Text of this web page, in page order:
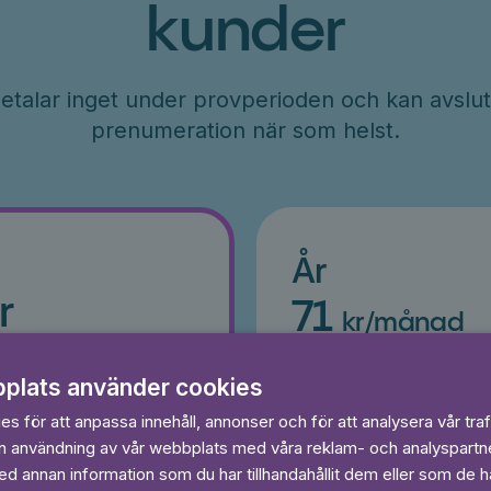
kunder
inget under provperioden och kan
prenumeration när som helst.
dagar gratis
År
71 kr/månad
Ingen bindningstid
använder cookies
för att anpassa innehåll, annonser och för att analysera vår
användning av vår webbplats med våra reklam- och
annan information som du har tillhandahållit dem eller som de